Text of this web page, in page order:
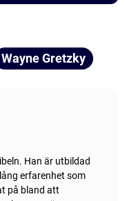
Wayne Gretzky
Han är utbildad
erfarenhet som
på bland att